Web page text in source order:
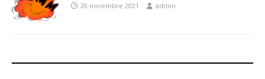
20 novembre 2021 admin